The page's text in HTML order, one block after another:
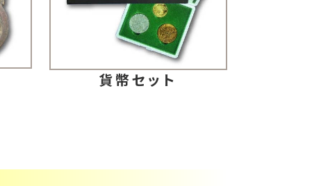
貨幣セット